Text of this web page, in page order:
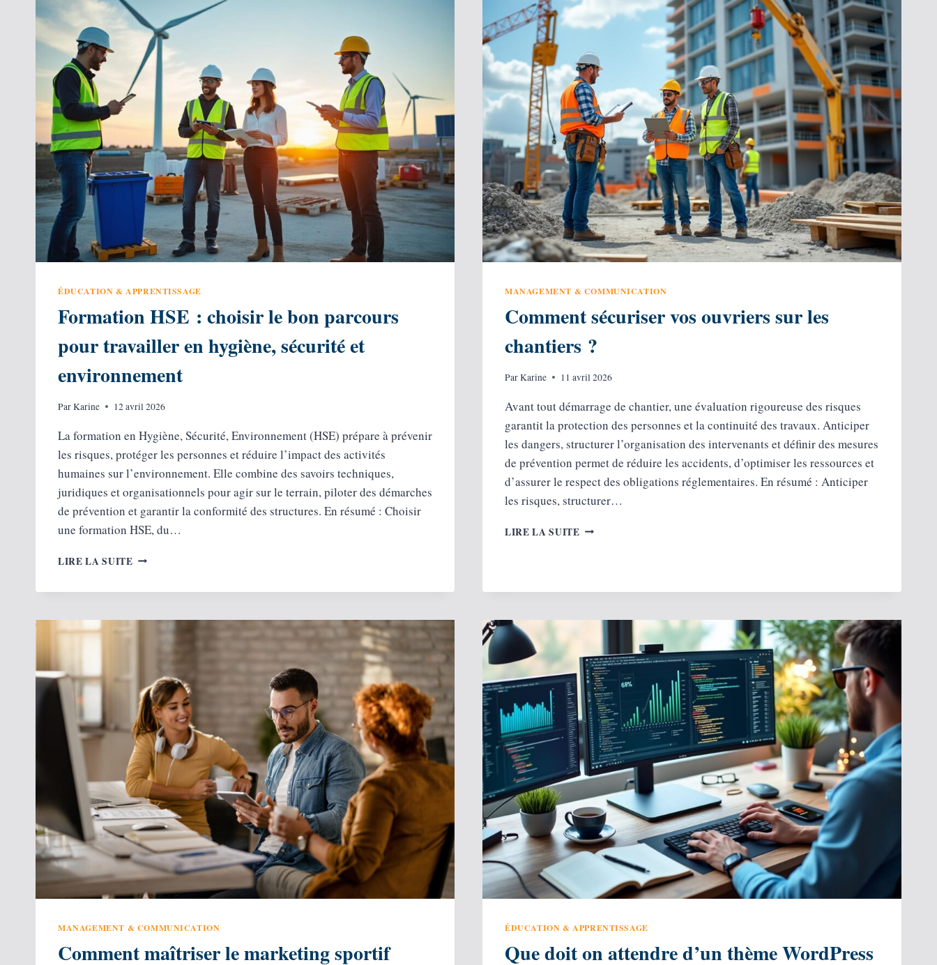
PERSPECTIVES
DE
CARRIÈRE
ÉDUCATION & APPRENTISSAGE
Formation HSE : choisir le bon parcours
pour travailler en hygiène, sécurité et
environnement
ParKarine 12 avril 2026
La formation en Hygiène, Sécurité, Environnement (HSE) prépare à prévenir
les risques, protéger les personnes et réduire l’impact des activités
humaines sur l’environnement. Elle combine des savoirs techniques,
juridiques et organisationnels pour agir sur le terrain, piloter des démarches
de prévention et garantir la conformité des structures. En résumé : Choisir
une formation HSE, du…
LIRE LA SUITE FORMATION
PARCOURS
TRAVAILLER
HYGIÈNE,
SÉCURITÉ
ET
ENVIRONNEMENT
MANAGEMENT & COMMUNICATION
Comment sécuriser vos ouvriers sur les
chantiers ?
ParKarine 11 avril 2026
Avant tout démarrage de chantier, une évaluation rigoureuse des risques
garantit la protection des personnes et la continuité des travaux. Anticiper
les dangers, structurer l’organisation des intervenants et définir des mesures
de prévention permet de réduire les accidents, d’optimiser les ressources et
d’assurer le respect des obligations réglementaires. En résumé : Anticiper
les risques, structurer…
LIRE LA SUITE COMMENT
MANAGEMENT & COMMUNICATION
Comment maîtriser le marketing sportif
ÉDUCATION & APPRENTISSAGE
Que doit on attendre d’un thème WordPress